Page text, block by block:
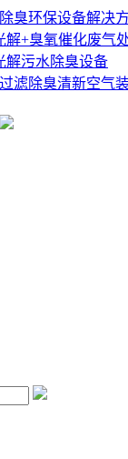
臭环保设备解决
解+臭氧催化废气
解污水除臭设备
滤除臭清新空气